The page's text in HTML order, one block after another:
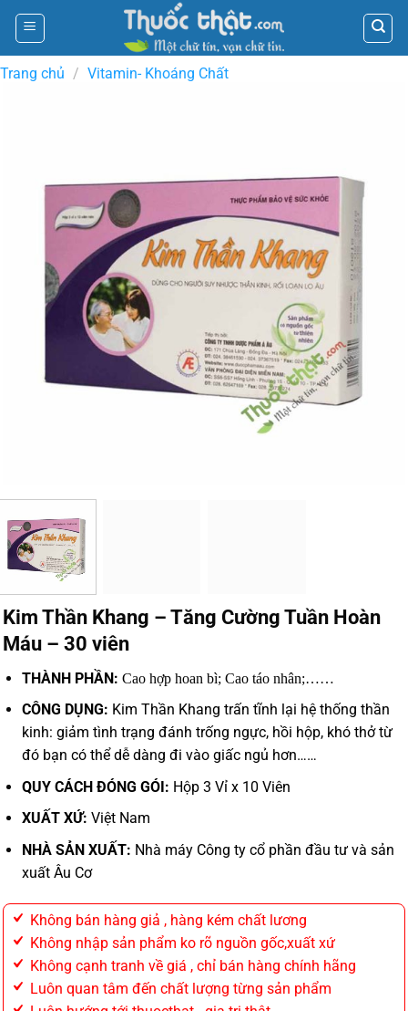
Skip
content
Trang chủ / Vitamin- Khoáng Chất
Kim Thần Khang – Tăng Cường Tuần Hoàn
Máu – 30 viên
THÀNH PHẦN: Cao hợp hoan bì; Cao táo nhân;……
CÔNG DỤNG: Kim Thần Khang trấn tĩnh lại hệ thống thần
kinh: giảm tình trạng đánh trống ngực, hồi hộp, khó thở từ
đó bạn có thể dễ dàng đi vào giấc ngủ hơn……
QUY CÁCH ĐÓNG GÓI: Hộp 3 Vỉ x 10 Viên
XUẤT XỨ: Việt Nam
NHÀ SẢN XUẤT: Nhà máy Công ty cổ phần đầu tư và sản
xuất Âu Cơ
Không bán hàng giả , hàng kém chất lương
Không nhập sản phẩm ko rõ nguồn gốc,xuất xứ
Không cạnh tranh về giá , chỉ bán hàng chính hãng
Luôn quan tâm đến chất lượng từng sản phẩm